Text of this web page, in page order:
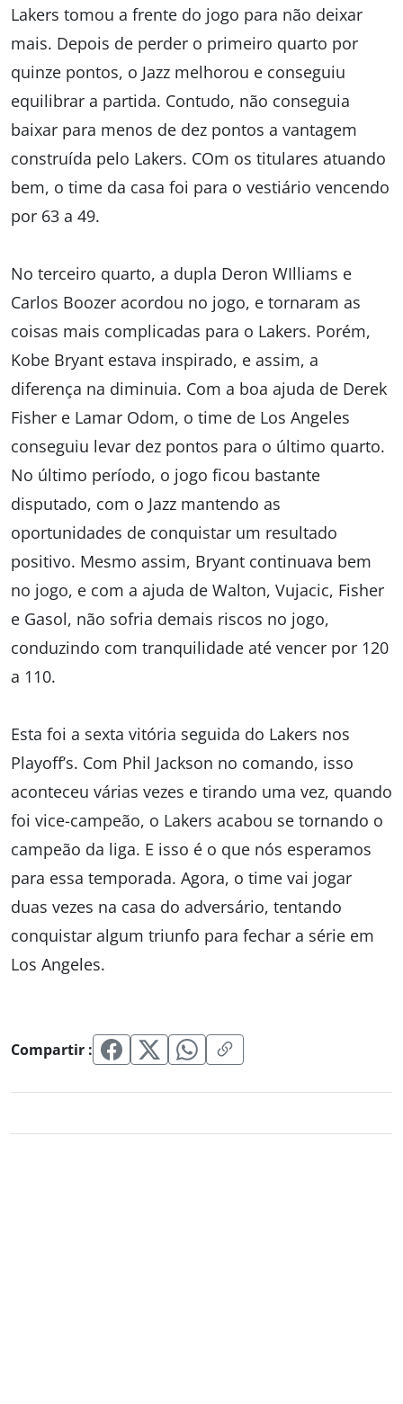
Lakers tomou a frente do jogo para não deixar
mais. Depois de perder o primeiro quarto por
quinze pontos, o Jazz melhorou e conseguiu
equilibrar a partida. Contudo, não conseguia
baixar para menos de dez pontos a vantagem
construída pelo Lakers. COm os titulares atuando
bem, o time da casa foi para o vestiário vencendo
por 63 a 49.
No terceiro quarto, a dupla Deron WIlliams e
Carlos Boozer acordou no jogo, e tornaram as
coisas mais complicadas para o Lakers. Porém,
Kobe Bryant estava inspirado, e assim, a
diferença na diminuia. Com a boa ajuda de Derek
Fisher e Lamar Odom, o time de Los Angeles
conseguiu levar dez pontos para o último quarto.
No último período, o jogo ficou bastante
disputado, com o Jazz mantendo as
oportunidades de conquistar um resultado
positivo. Mesmo assim, Bryant continuava bem
no jogo, e com a ajuda de Walton, Vujacic, Fisher
e Gasol, não sofria demais riscos no jogo,
conduzindo com tranquilidade até vencer por 120
a 110.
Esta foi a sexta vitória seguida do Lakers nos
Playoff’s. Com Phil Jackson no comando, isso
aconteceu várias vezes e tirando uma vez, quando
foi vice-campeão, o Lakers acabou se tornando o
campeão da liga. E isso é o que nós esperamos
para essa temporada. Agora, o time vai jogar
duas vezes na casa do adversário, tentando
conquistar algum triunfo para fechar a série em
Los Angeles.
Compartir :